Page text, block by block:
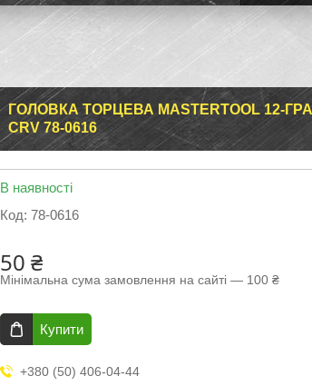
ГОЛОВКА ТОРЦЕВА MASTERTOOL 12-
CRV 78-0616
В наявності
Код: 78-0616
50 ₴
Мінімальна сума замовлення на сайті — 100 ₴
Купити
+380 (50) 406-04-44